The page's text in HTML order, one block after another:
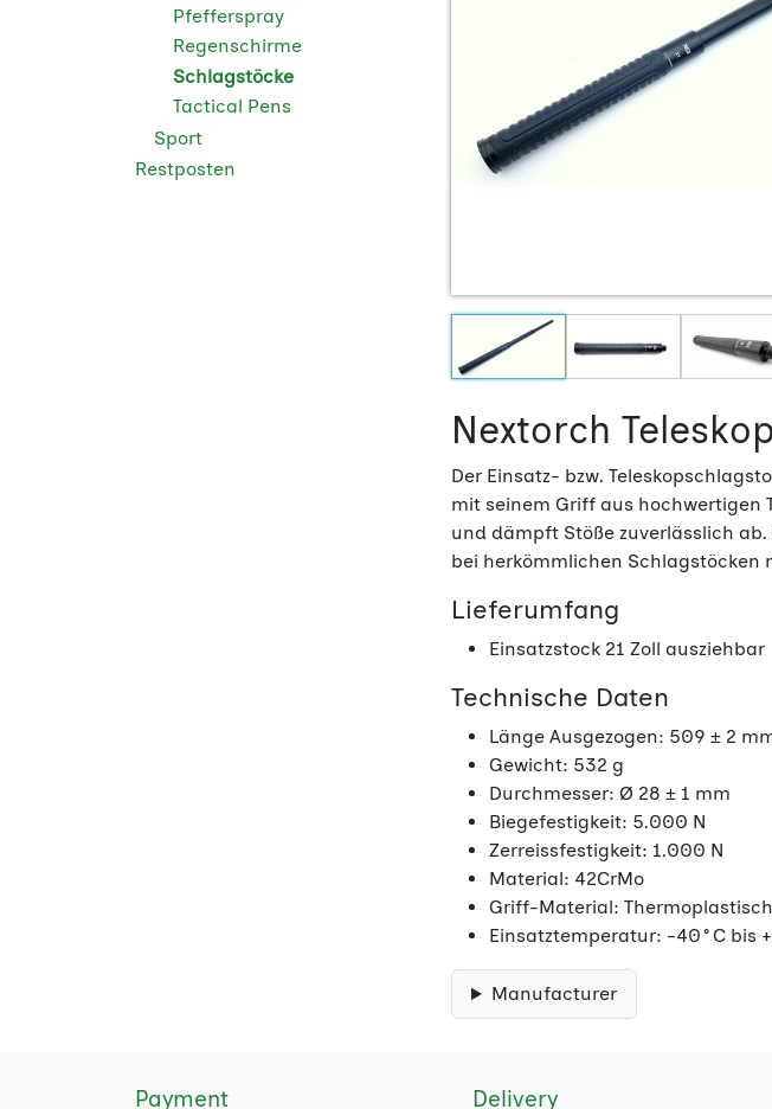
Pfefferspray
Regenschirme
Schlagstöcke
Tactical Pens
Sport
Restposten
Nextorch
Der Einsatz- bzw.
mit seinem Griff aus hochwertigen
und dämpft Stöße zuverlässlich
bei herkömmlichen Schlagstöcken
Lieferumfang
Einsatzstock 21 Zoll ausziehbar
Technische Daten
Länge Ausgezogen: 509 ± 2
Gewicht: 532 g
Durchmesser: Ø 28 ± 1 mm
Biegefestigkeit: 5.000 N
Zerreissfestigkeit: 1.000 N
Material: 42CrMo
Griff-Material:
Einsatztemperatur: -40°C bis
Manufacturer
Payment Delivery